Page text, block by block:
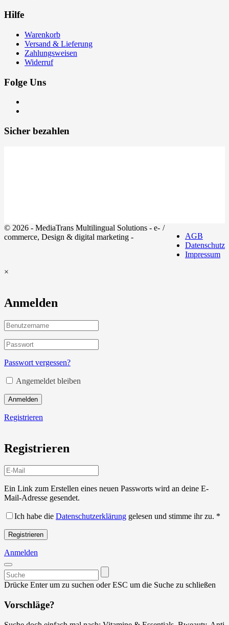
Hilfe
Warenkorb
Versand & Lieferung
Zahlungsweisen
Widerruf
Folge Uns
Sicher bezahlen
© 2026 - MediaTrans Multilingual Solutions - e-
commerce, Design & digital marketing -
/
AGB
Datenschutz
Impressum
×
Anmelden
Passwort vergessen?
Angemeldet bleiben
Anmelden
Registrieren
Registrieren
Ein Link zum Erstellen eines neuen Passworts wird an deine E-
Mail-Adresse gesendet.
Ich habe die Datenschutzerklärung gelesen und stimme ihr zu. *
Registrieren
Anmelden
Suchen
nach:
Drücke Enter um zu suchen oder ESC um die Suche zu schließen
Vorschläge?